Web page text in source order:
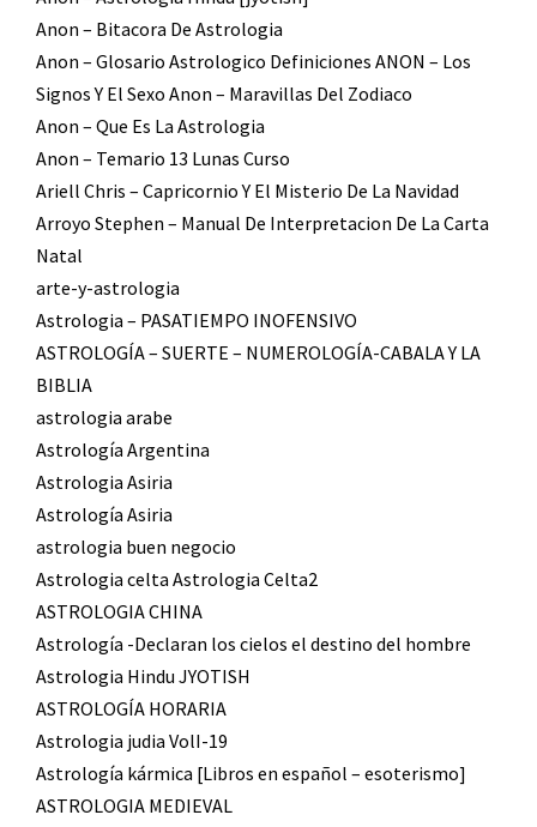
Anon – Bitacora De Astrologia
Anon – Glosario Astrologico Definiciones ANON – Los
Signos Y El Sexo Anon – Maravillas Del Zodiaco
Anon – Que Es La Astrologia
Anon – Temario 13 Lunas Curso
Ariell Chris – Capricornio Y El Misterio De La Navidad
Arroyo Stephen – Manual De Interpretacion De La Carta
Natal
arte-y-astrologia
Astrologia – PASATIEMPO INOFENSIVO
ASTROLOGÍA – SUERTE – NUMEROLOGÍA-CABALA Y LA
BIBLIA
astrologia arabe
Astrología Argentina
Astrologia Asiria
Astrología Asiria
astrologia buen negocio
Astrologia celta Astrologia Celta2
ASTROLOGIA CHINA
Astrología -Declaran los cielos el destino del hombre
Astrologia Hindu JYOTISH
ASTROLOGÍA HORARIA
Astrologia judia VolI-19
Astrología kármica [Libros en español – esoterismo]
ASTROLOGIA MEDIEVAL